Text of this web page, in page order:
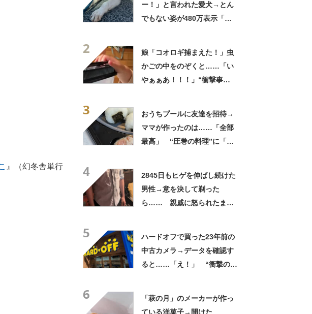
』（幻冬舎単行
ー！」と言われた愛犬→とん
でもない姿が480万表示「ど
2
娘「コオロギ捕まえた！」虫
かごの中をのぞくと……「い
やぁぁあ！！！」“衝撃事
3
おうちプールに友達を招待→
ママが作ったのは……「全部
最高」 “圧巻の料理”に「う
4
2845日もヒゲを伸ばし続けた
男性→意を決して剃った
ら…… 親戚に怒られたまさ
5
ハードオフで買った23年前の
中古カメラ→データを確認す
ると……「え！」 “衝撃の中
6
「萩の月」のメーカーが作っ
ている洋菓子→開けた